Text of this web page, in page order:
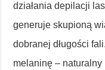
działania depilacji
generuje skupioną
dobranej długości
melaninę –